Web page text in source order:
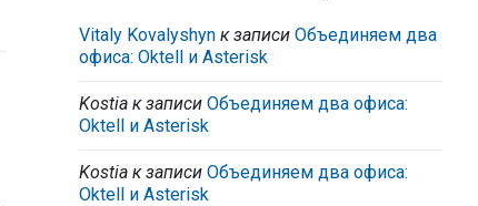
Vitaly Kovalyshyn к записиОбъединяем два
офиса: Oktell и Asterisk
Kostia к записиОбъединяем два офиса:
Oktell и Asterisk
Kostia к записиОбъединяем два офиса:
Oktell и Asterisk